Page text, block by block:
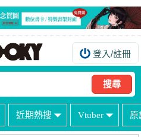
登入/註冊
搜尋
近期熱搜 Vtuber 原